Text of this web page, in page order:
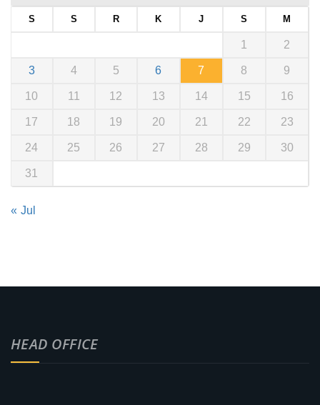
S S R K J S M
1 2
3 4 5 6 7 8 9
10 11 12 13 14 15 16
17 18 19 20 21 22 23
24 25 26 27 28 29 30
31
« Jul
HEAD OFFICE